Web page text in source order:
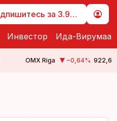
Подпишитесь за 3.99 €
Инвестор Ида-Вирумаа
OMX Riga −0,64% 922,6